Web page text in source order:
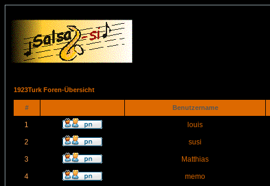
1923Turk Foren-Übersicht
# Benutzername
1 louis
2 susi
3 Matthias
4 memo